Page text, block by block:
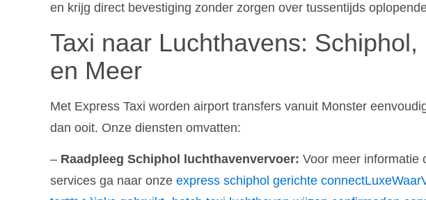
en krijg direct bevestiging zonder zorgen over tussentijds
Taxi naar Luchthavens: Schiphol,
en Meer
Met Express Taxi worden airport transfers vanuit Monster
dan ooit. Onze diensten omvatten:
– Raadpleeg Schiphol luchthavenvervoer: Voor meer informatie
services ga naar onze express schiphol gerichte